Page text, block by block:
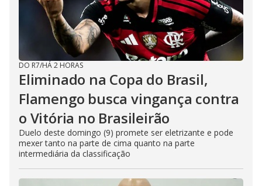
DO R7/HÁ 2 HORAS
Eliminado na Copa do Brasil,
Flamengo busca vingança contra
o Vitória no Brasileirão
Duelo deste domingo (9) promete ser eletrizante e pode
mexer tanto na parte de cima quanto na parte
intermediária da classificação